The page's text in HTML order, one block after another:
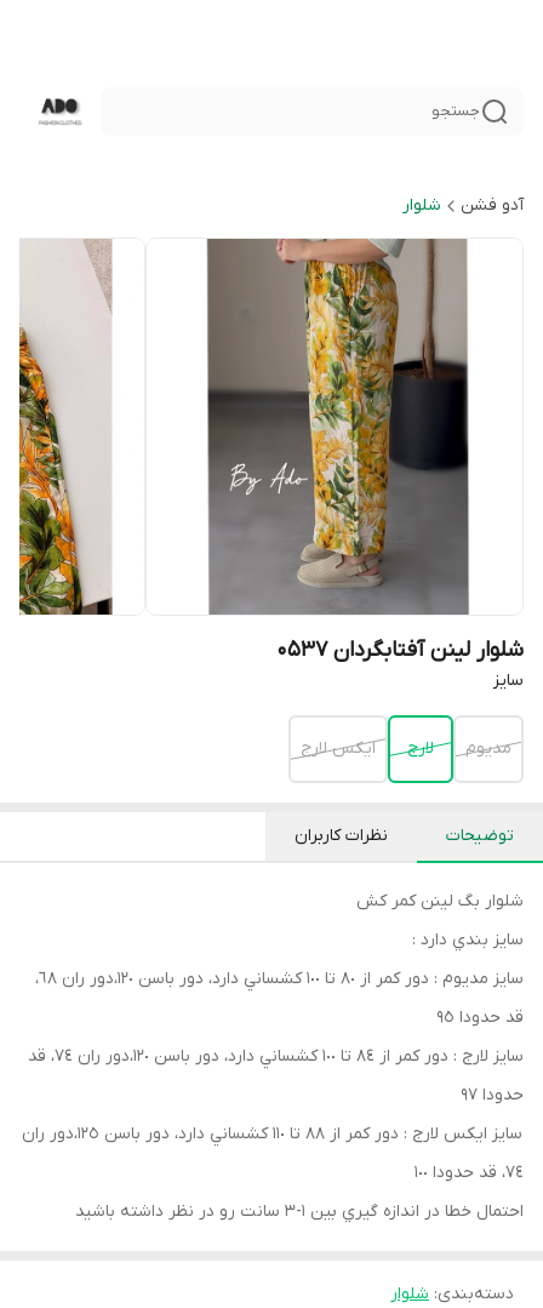
جستجو
آدو فشن شلوار
شلوار لینن آفتابگردان 0537
سايز
مديوم لارج ايكس لارج
توضیحات نظرات کاربران
شلوار بگ لينن كمر كش
سايز بندي دارد :
سايز مديوم : دور كمر از ٨٠ تا ١٠٠ كشساني دارد، دور باسن ١٢٠،دور ران ٦٨،
قد حدودا ٩٥
سايز لارج : دور كمر از ٨٤ تا ١٠٠ كشساني دارد، دور باسن ١٢٠،دور ران ٧٤، قد
حدودا ٩٧
سايز ايكس لارج : دور كمر از ٨٨ تا ١١٠ كشساني دارد، دور باسن ١٢٥،دور ران
٧٤، قد حدودا ١٠٠
احتمال خطا در اندازه گيري بين ١-٣ سانت رو در نظر داشته باشيد
دسته‌بندی: شلوار